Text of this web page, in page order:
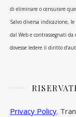
di eliminare o censurare
Salvo diversa indicazione,
dal Web e contrassegnati
dovesse ledere il diritto
Privacy Policy.